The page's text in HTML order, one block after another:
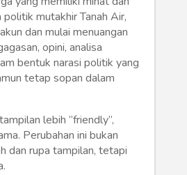
mutakhir Tanah Air,
dan mulai menuangan
opini, analisa
bentuk narasi politik yang
tetap sopan dalam
lebih “friendly”,
Perubahan ini bukan
dan rupa tampilan, tetapi